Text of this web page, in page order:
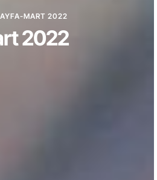
-MART 2022
2022